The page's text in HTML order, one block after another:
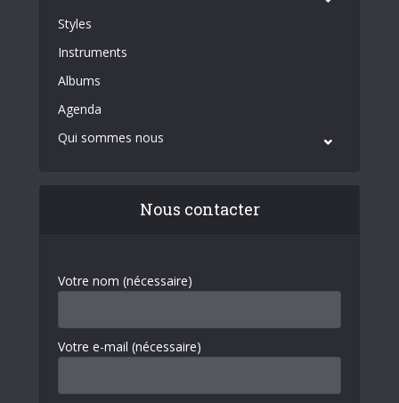
Styles
Instruments
Albums
Agenda
Qui sommes nous
Nous contacter
Votre nom (nécessaire)
Votre e-mail (nécessaire)